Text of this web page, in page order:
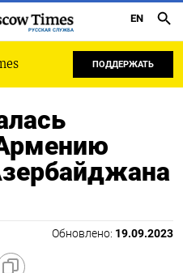
РУССКАЯ СЛУЖБА
EN
ПОДДЕРЖАТЬ
Обновлено: 19.09.2023